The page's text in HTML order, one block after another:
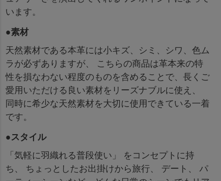
います。
●素材
天然素材である本革には小キズ、シミ、シワ、色ム
ラが必ずありますが、 こちらの商品は革本来の特
性を損なわない程度のものを含めることで、長くご
愛用いただける良い素材をリーズナブルに使え、
同時に希少な天然素材を大切に使用できている一着
です。
●スタイル
「気軽に羽織れる普段使い」 をコンセプトに持
ち、 ちょっとしたお出掛けから旅行、 デート、 パ